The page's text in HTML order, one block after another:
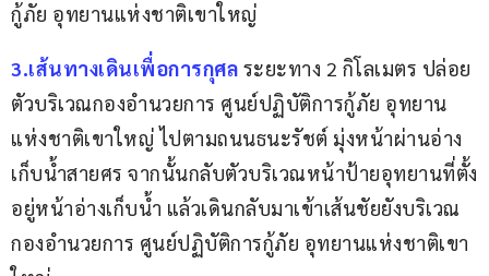
กู้ภัย อุทยานแห่งชาติเขาใหญ่
3.เส้นทางเดินเพื่อการกุศล ระยะทาง 2 กิโลเมตร ปล่อย
ตัวบริเวณกองอำนวยการ ศูนย์ปฏิบัติการกู้ภัย อุทยาน
แห่งชาติเขาใหญ่ ไปตามถนนธนะรัชต์ มุ่งหน้าผ่านอ่าง
เก็บน้ำสายศร จากนั้นกลับตัวบริเวณหน้าป้ายอุทยานที่ตั้ง
อยู่หน้าอ่างเก็บน้ำ แล้วเดินกลับมาเข้าเส้นชัยยังบริเวณ
กองอำนวยการ ศูนย์ปฏิบัติการกู้ภัย อุทยานแห่งชาติเขา